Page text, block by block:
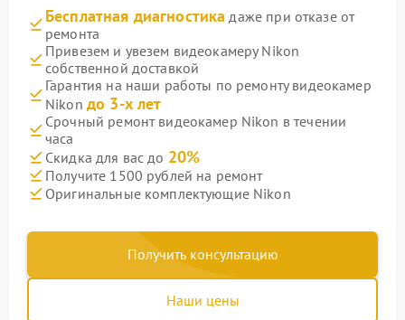
Бесплатная диагностика даже при отказе от
ремонта
Привезем и увезем видеокамеру Nikon
собственной доставкой
Гарантия на наши работы по ремонту видеокамер
Nikon до 3-х лет
Срочный ремонт видеокамер Nikon в течении
часа
Скидка для вас до 20%
Получите 1500 рублей на ремонт
Оригинальные комплектующие Nikon
Получить консультацию
Наши цены